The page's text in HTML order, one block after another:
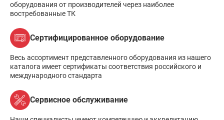
оборудования от производителей через наиболее
востребованные ТК
Сертифицированное оборудование
Весь ассортимент представленного оборудования из нашего
каталога имеет сертификаты соответствия российского и
международного стандарта
Сервисное обслуживание